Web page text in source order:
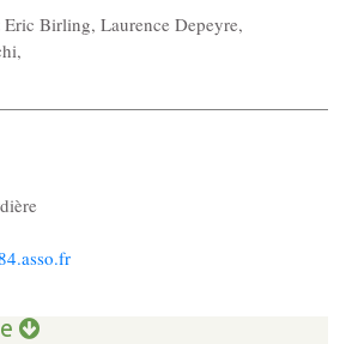
Birling, Laurence Depeyre,